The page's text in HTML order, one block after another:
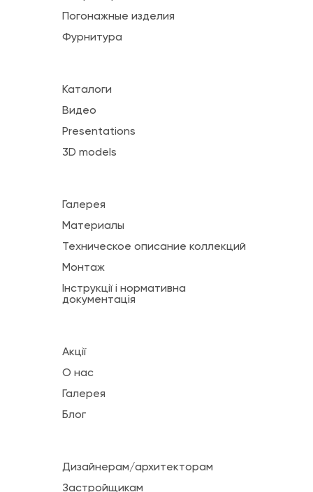
Погонажные изделия
Фурнитура
Каталоги
Видео
Presentations
3D models
Галерея
Материалы
Техническое описание коллекций
Монтаж
Інструкції і нормативна
документація
Акції
О нас
Галерея
Блог
Дизайнерам/архитекторам
Застройщикам